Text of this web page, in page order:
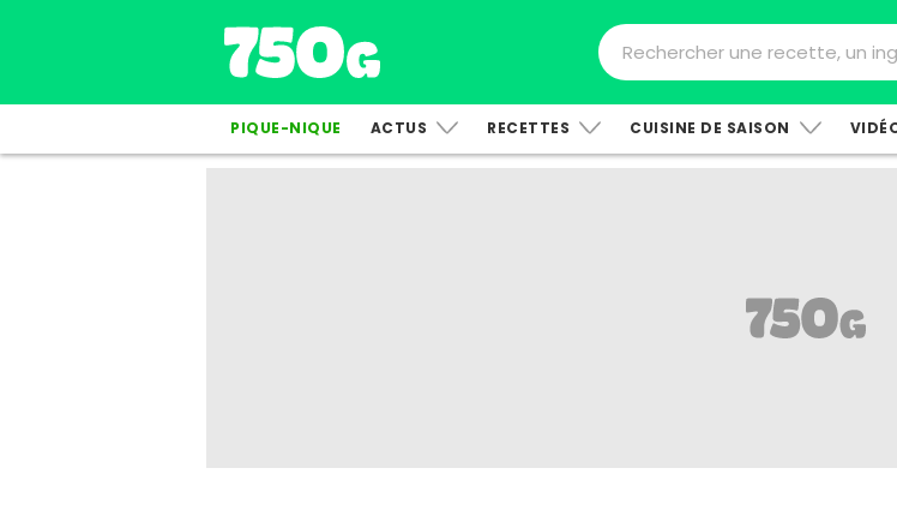
PIQUE-NIQUE ACTUS RECETTES CUISINE DE SAISON